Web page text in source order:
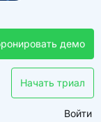
демо
Начать триал
Войти